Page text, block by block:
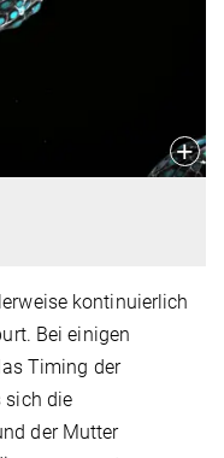
kontinuierlich
Bei einigen
Timing der
sich die
der Mutter